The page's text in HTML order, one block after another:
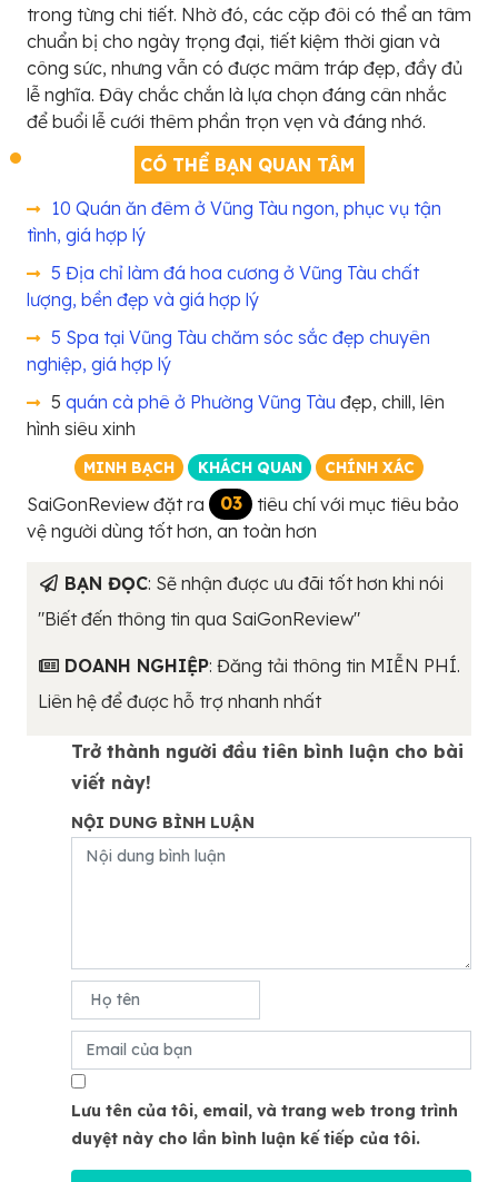
trong từng chi tiết. Nhờ đó, các cặp đôi có thể an tâm
chuẩn bị cho ngày trọng đại, tiết kiệm thời gian và
công sức, nhưng vẫn có được mâm tráp đẹp, đầy đủ
lễ nghĩa. Đây chắc chắn là lựa chọn đáng cân nhắc
để buổi lễ cưới thêm phần trọn vẹn và đáng nhớ.
CÓ THỂ BẠN QUAN TÂM
10 Quán ăn đêm ở Vũng Tàu ngon, phục vụ tận
tình, giá hợp lý
5 Địa chỉ làm đá hoa cương ở Vũng Tàu chất
lượng, bền đẹp và giá hợp lý
5 Spa tại Vũng Tàu chăm sóc sắc đẹp chuyên
nghiệp, giá hợp lý
5 quán cà phê ở Phường Vũng Tàu đẹp, chill, lên
hình siêu xinh
MINH BẠCH KHÁCH QUAN CHÍNH XÁC
SaiGonReview đặt ra 03
tiêu chí với mục tiêu bảo
vệ người dùng tốt hơn, an toàn hơn
BẠN ĐỌC: Sẽ nhận được ưu đãi tốt hơn khi nói
"Biết đến thông tin qua SaiGonReview"
DOANH NGHIỆP: Đăng tải thông tin MIỄN PHÍ.
Liên hệ để được hỗ trợ nhanh nhất
Trở thành người đầu tiên bình luận cho bài
viết này!
NỘI DUNG BÌNH LUẬN
Lưu tên của tôi, email, và trang web trong trình
duyệt này cho lần bình luận kế tiếp của tôi.